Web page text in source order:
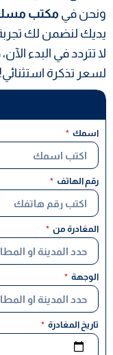
اسمك
رقم الهاتف
المغادرة من
الوجهة
تاريخ المغادرة
ونحن في مكتب مسك
يديك لنضمن لك
لا تتردد في البدء
لسعر تذكرة